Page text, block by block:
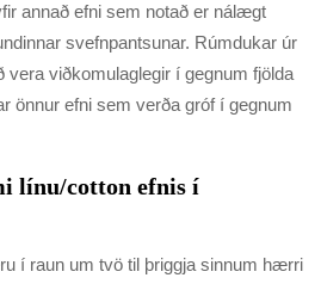
annað efni sem notað er nálægt
svefnpantsunar. Rúmdukar úr
vera viðkomulaglegir í gegnum fjölda
önnur efni sem verða gróf í gegnum
línu/cotton efnis í
í raun um tvö til þriggja sinnum hærri